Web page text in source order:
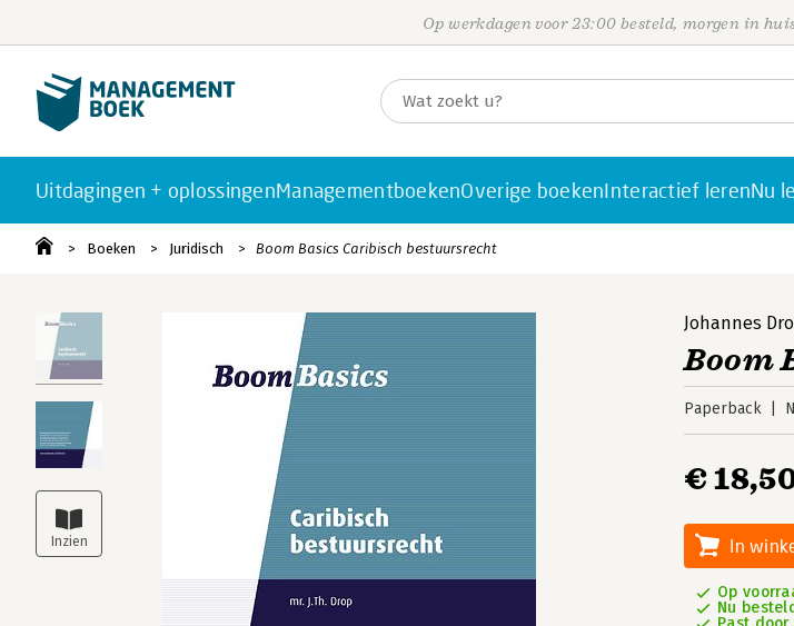
Op werkdagen voor 23:00 besteld, morgen in
Uitdagingen + oplossingenManagementboekenOverige boekenInteractief lerenNu
Boeken Juridisch Boom Basics Caribisch bestuursrecht
Johannes
Boom
Paperback
€
In
Op
Nu